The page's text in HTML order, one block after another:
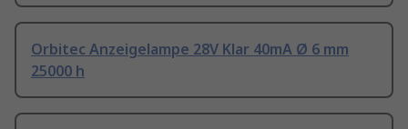
Orbitec Anzeigelampe 28V Klar 40mA Ø 6 mm
25000 h